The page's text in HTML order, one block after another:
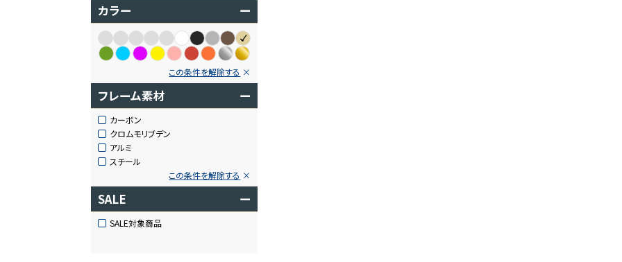
カラー ー
この条件を解除する
フレーム素材 ー
カーボン
クロムモリブデン
アルミ
スチール
この条件を解除する
SALE ー
SALE対象商品